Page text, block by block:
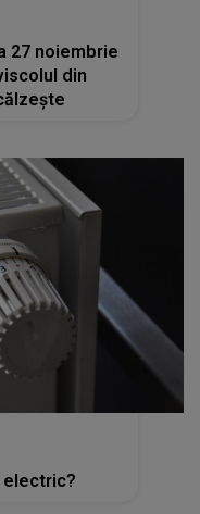
27 noiembrie
din
electric?